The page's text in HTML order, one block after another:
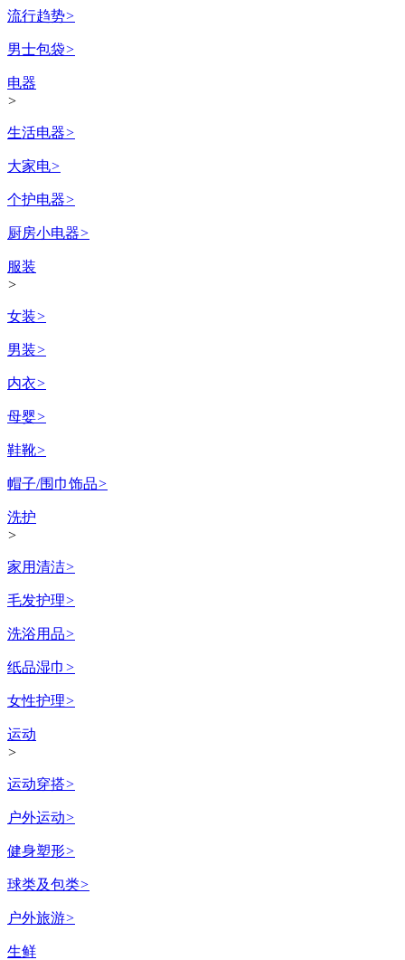
流行趋势>
男士包袋>
电器
>
生活电器>
大家电>
个护电器>
厨房小电器>
服装
>
女装>
男装>
内衣>
母婴>
鞋靴>
帽子/围巾饰品>
洗护
>
家用清洁>
毛发护理>
洗浴用品>
纸品湿巾 >
女性护理>
运动
>
运动穿搭>
户外运动>
健身塑形>
球类及包类>
户外旅游>
生鲜